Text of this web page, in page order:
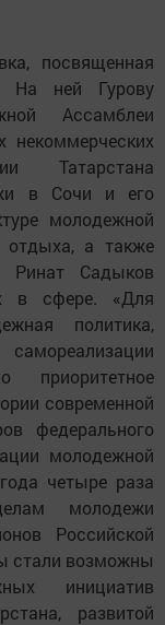
посвященная
На ней Гурову
Ассамблеи
Татарстана
в Сочи и его
молодежной
отдыха, а также
Садыков
в сфере. «Для
политика,
современной
федерального
молодежной
четыре раза
молодежи
Российской
стали возможны
инициатив
развитой